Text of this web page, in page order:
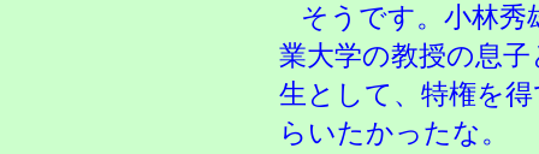
そうです。小林秀
業大学の教授の息
生として、特権を
らいたかったな。